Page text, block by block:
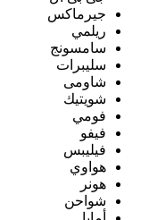
جيرماكس
ريلمي
سامسونج
سليبرات
شاومى
شويتيك
فومي
فيفو
فيليبس
هواوي
هونر
شواحن